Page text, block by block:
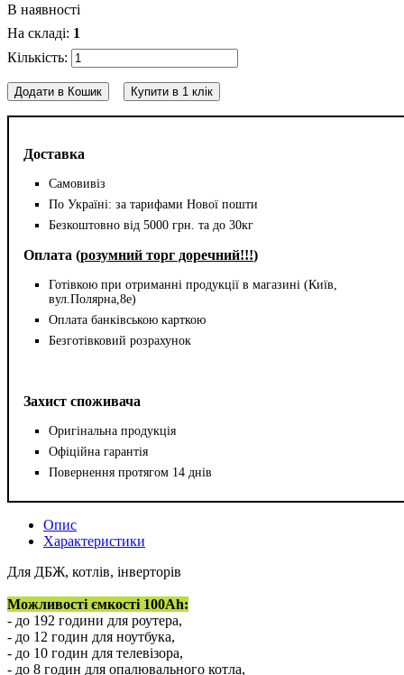
Доставка
Самовивіз
По Україні: за тарифами Нової пошти
Безкоштовно від 5000 грн. та до 30кг
Оплата (розумний торг доречний!!!)
Готівкою при отриманні продукції в магазині (Київ,
вул.Полярна,8е)
Оплата банківською карткою
Безготівковий розрахунок
Захист споживача
Оригінальна продукція
Офіційна гарантія
Повернення протягом 14 днів
В наявності
1
Додати в Кошик Купити в 1 клік
Опис
Характеристики
Для ДБЖ, котлів, інверторів
Можливості ємкості 100Ah:
- до 192 години для роутера,
- до 12 годин для ноутбука,
- до 10 годин для телевізора,
- до 8 годин для опалювального котла,